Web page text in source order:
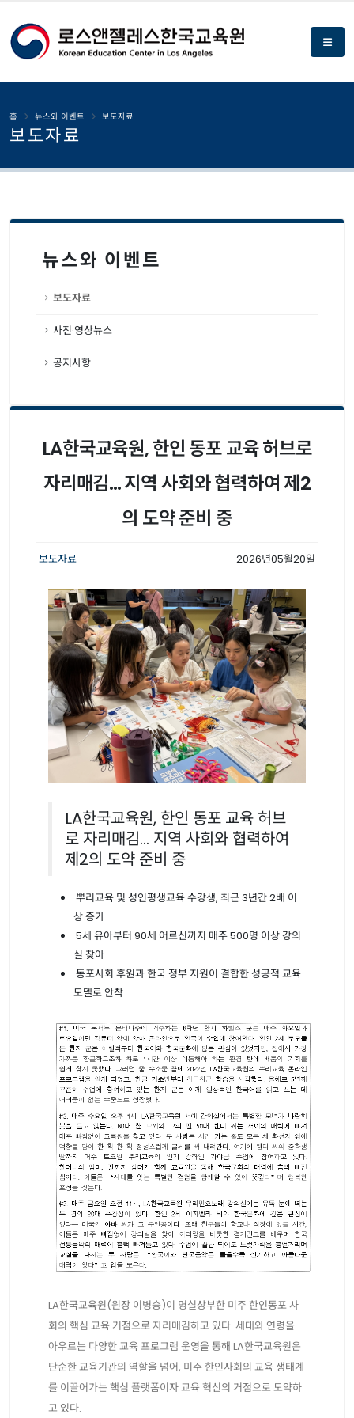
보도자료
홈 뉴스와 이벤트 보도자료
뉴스와 이벤트
보도자료
사진·영상뉴스
공지사항
LA한국교육원, 한인 동포 교육 허브로
자리매김... 지역 사회와 협력하여 제2
의 도약 준비 중
보도자료 2026년05월20일
LA한국교육원, 한인 동포 교육 허브
로 자리매김... 지역 사회와 협력하여
제2의 도약 준비 중
뿌리교육 및 성인평생교육 수강생, 최근 3년간 2배 이
상 증가
5세 유아부터 90세 어르신까지 매주 500명 이상 강의
실 찾아
동포사회 후원과 한국 정부 지원이 결합한 성공적 교육
모델로 안착
LA한국교육원(원장 이병승)이 명실상부한 미주 한인동포 사
회의 핵심 교육 거점으로 자리매김하고 있다. 세대와 연령을
아우르는 다양한 교육 프로그램 운영을 통해 LA한국교육원은
단순한 교육기관의 역할을 넘어, 미주 한인사회의 교육 생태계
를 이끌어가는 핵심 플랫폼이자 교육 혁신의 거점으로 도약하
고 있다.